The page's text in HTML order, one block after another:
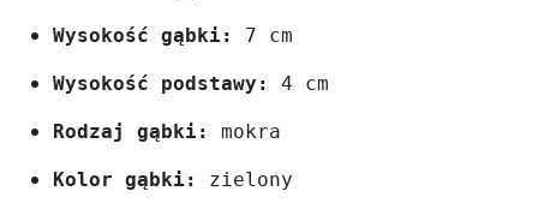
Wysokość gąbki: 7 cm
Wysokość podstawy: 4 cm
Rodzaj gąbki: mokra
Kolor gąbki: zielony